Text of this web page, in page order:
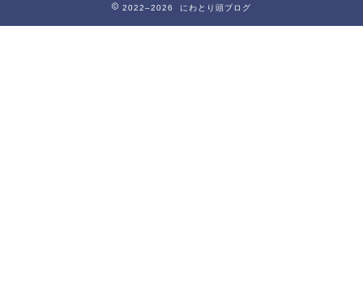
2022–2026 にわとり頭ブログ